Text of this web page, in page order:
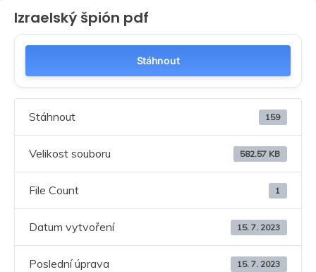
Izraelský špión pdf
Stáhnout
Stáhnout 159
Velikost souboru 582.57 KB
File Count 1
Datum vytvoření 15. 7. 2023
Poslední úprava 15. 7. 2023